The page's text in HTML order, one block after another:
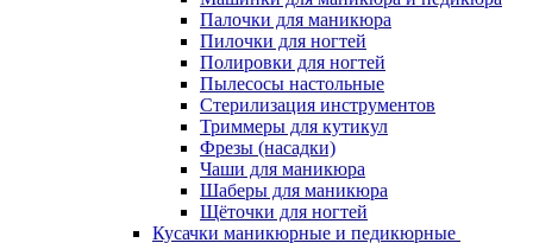
Палочки для маникюра
Пилочки для ногтей
Полировки для ногтей
Пылесосы настольные
Стерилизация инструментов
Триммеры для кутикул
Фрезы (насадки)
Чаши для маникюра
Шаберы для маникюра
Щёточки для ногтей
Кусачки маникюрные и педикюрные